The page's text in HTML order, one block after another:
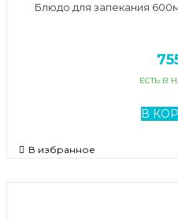
Блюдо для запекания
ЕСТЬ В
В
В избранное